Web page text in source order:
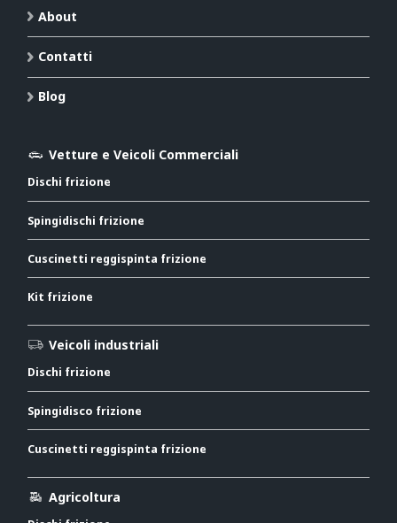
About
Contatti
Blog
Vetture e Veicoli Commerciali
Dischi frizione
Spingidischi frizione
Cuscinetti reggispinta frizione
Kit frizione
Veicoli industriali
Dischi frizione
Spingidisco frizione
Cuscinetti reggispinta frizione
Agricoltura